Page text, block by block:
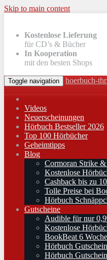
Skip to main content
Kostenlose Lieferung
für CD’s & Bücher
In Kooperation
mit den besten Shops
Toggle navigation hoerbuch-
Videos
Neuerscheinungen
Hörbuch Bestseller 2026
Top 100 Hörbücher
Geheimtipps
Blog
Cormoran Strike
Kostenlose
Cashback bis zu
Tolle Preise bei
Hörbuch
Gutscheine
Audible für nur
Kostenlose
BookBeat 6
Hörbuch
Hörbuch